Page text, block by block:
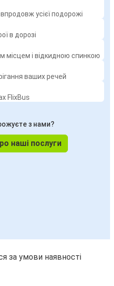
усієї подорожі
в дорозі
місцем і відкидною спинкою
ваших речей
FlixBus
з нами?
наші послуги
за умови наявності